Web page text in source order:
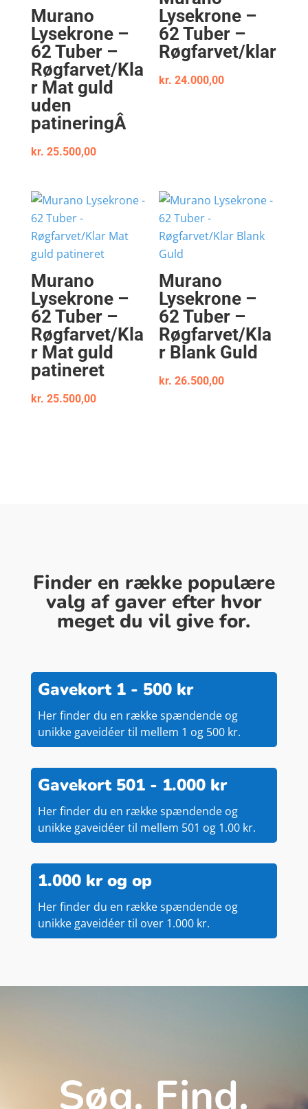
Murano
Lysekrone –
62 Tuber –
Røgfarvet/Kla
r Mat guld
uden
patineringÂ
kr. 25.500,00
Lysekrone –
62 Tuber –
Røgfarvet/klar
kr. 24.000,00
Murano
Lysekrone –
62 Tuber –
Røgfarvet/Kla
r Mat guld
patineret
kr. 25.500,00
Murano
Lysekrone –
62 Tuber –
Røgfarvet/Kla
r Blank Guld
kr. 26.500,00
Finder en række populære
valg af gaver efter hvor
meget du vil give for.
Gavekort 1 - 500 kr
Her finder du en række spændende og
unikke gaveidéer til mellem 1 og 500 kr.
Gavekort 501 - 1.000 kr
Her finder du en række spændende og
unikke gaveidéer til mellem 501 og 1.00 kr.
1.000 kr og op
Her finder du en række spændende og
unikke gaveidéer til over 1.000 kr.
Søg. Find.